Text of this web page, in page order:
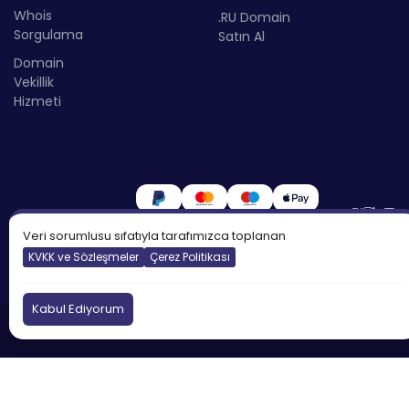
Whois
Sorgulama
Domain
Vekillik
Hizmeti
.RU Domain
Satın Al
©2026Atakdomain
Veri sorumlusu sıfatıyla tarafımızca toplanan
KVKK ve Sözleşmeler Çerez Politikası
Kabul Ediyorum